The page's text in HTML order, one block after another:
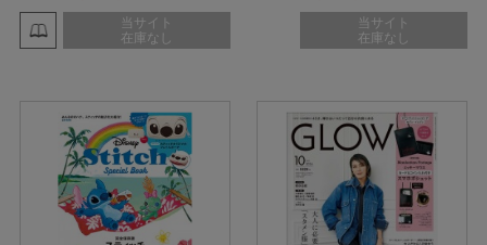
当サイト
在庫なし
当サイト
在庫なし